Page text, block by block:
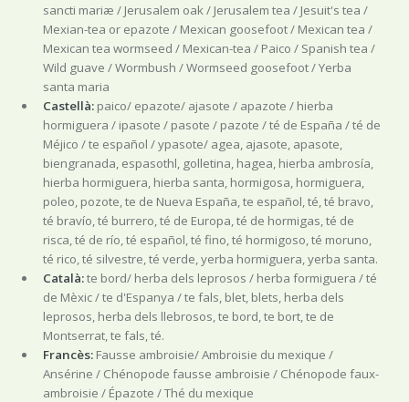
sancti mariæ / Jerusalem oak / Jerusalem tea / Jesuit's tea /
Mexian-tea or epazote / Mexican goosefoot / Mexican tea /
Mexican tea wormseed / Mexican-tea / Paico / Spanish tea /
Wild guave / Wormbush / Wormseed goosefoot / Yerba
santa maria
Castellà:paico/ epazote/ ajasote / apazote / hierba
hormiguera / ipasote / pasote / pazote / té de España / té de
Méjico / te español / ypasote/ agea, ajasote, apasote,
biengranada, espasothl, golletina, hagea, hierba ambrosía,
hierba hormiguera, hierba santa, hormigosa, hormiguera,
poleo, pozote, te de Nueva España, te español, té, té bravo,
té bravío, té burrero, té de Europa, té de hormigas, té de
risca, té de río, té español, té fino, té hormigoso, té moruno,
té rico, té silvestre, té verde, yerba hormiguera, yerba santa.
Català:te bord/ herba dels leprosos / herba formiguera / té
de Mèxic / te d'Espanya / te fals, blet, blets, herba dels
leprosos, herba dels llebrosos, te bord, te bort, te de
Montserrat, te fals, té.
Francès:Fausse ambroisie/ Ambroisie du mexique /
Ansérine / Chénopode fausse ambroisie / Chénopode faux-
ambroisie / Épazote / Thé du mexique